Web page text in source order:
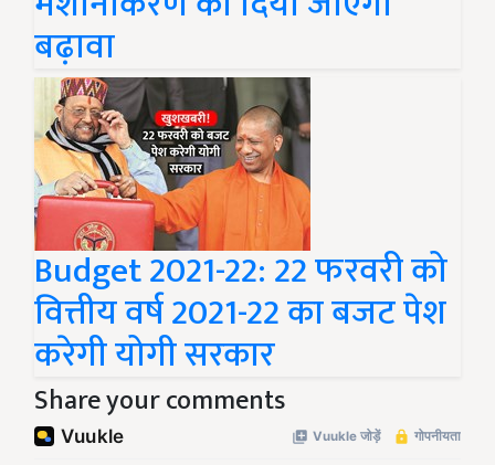
बढ़ावा
Budget 2021-22: 22 फरवरी को
वित्तीय वर्ष 2021-22 का बजट पेश
करेगी योगी सरकार
Share your comments